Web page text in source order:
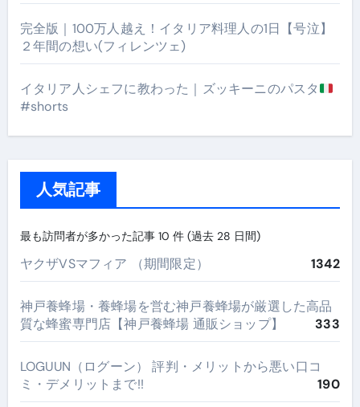
完全版｜100万人越え！イタリア料理人の1日【号泣】
２年間の想い(フィレンツェ)
イタリア人シェフに教わった｜ズッキーニのパスタ
#shorts
人気記事
最も訪問者が多かった記事 10 件 (過去 28 日間)
ヤクザVSマフィア （期間限定） 1342
神戸養蜂場・養蜂場を営む神戸養蜂場が厳選した高品
質な蜂蜜専門店【神戸養蜂場 通販ショップ】
333
LOGUUN（ログーン） 評判・メリットから悪い口コ
ミ・デメリットまで!!
190